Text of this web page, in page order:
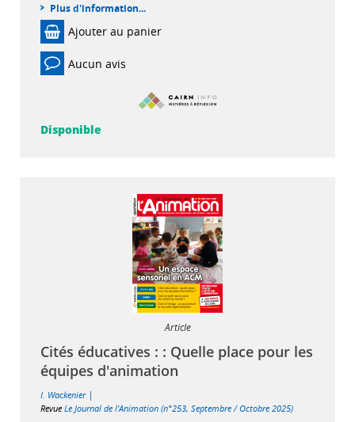
Plus d'information...
Ajouter au panier
Aucun avis
Disponible
Article
Cités éducatives : : Quelle place pour les
équipes d'animation
I. Wackenier |
Revue Le Journal de l'Animation (n°253, Septembre / Octobre 2025)